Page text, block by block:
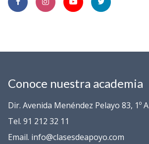
Conoce nuestra academia
Dir. Avenida Menéndez Pelayo 83, 1º A
Tel. 91 212 32 11
Email. info@clasesdeapoyo.com